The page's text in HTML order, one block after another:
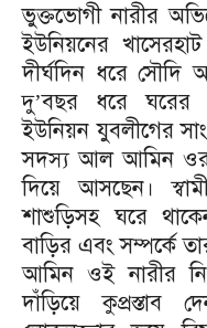
ভুক্তভোগী নারীর
ইউনিয়নের
দীর্ঘদিন ধরে সৌদি
দু’বছর ধরে ঘরের
ইউনিয়ন যুবলীগের
সদস্য আল আমিন
দিয়ে আসছেন।
শাশুড়িসহ ঘরে
বাড়ির এবং সম্পর্কে
আমিন ওই নারীর
দাঁড়িয়ে